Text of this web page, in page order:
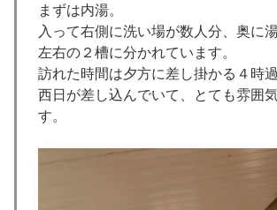
まずは内湯。
入って右側に洗い場が数人分、奥に
左右の２槽に分かれています。
訪れた時間は夕方に差し掛かる４時過
西日が差し込んでいて、とても雰囲
す。